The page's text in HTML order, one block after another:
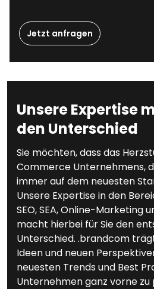
Jetzt anfragen
Unsere Expertise
den Unterschied
Sie möchten, dass das
Commerce Unternehmens,
immer auf dem neuesten
Unsere Expertise in den
SEO, SEA, Online-Marketing
macht hierbei für Sie den
Unterschied. .brandcom
Ideen und neuen
neuesten Trends und Best
Unternehmen ganz vorne zu